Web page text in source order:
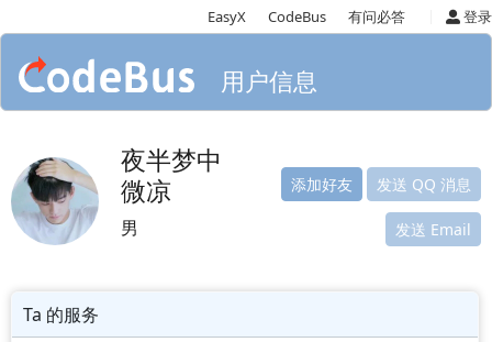
EasyX CodeBus 有问必答 登录
用户信息
夜半梦中
微凉
男
添加好友 发送 QQ 消息
发送 Email
Ta 的服务